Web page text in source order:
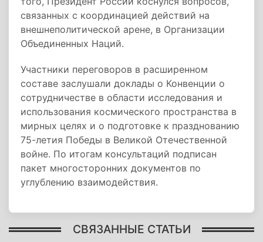
связанных с координацией действий на
внешнеполитической арене, в Организации
Объединенных Наций.
Участники переговоров в расширенном
составе заслушали доклады о Конвенции о
сотрудничестве в области исследования и
использования космического пространства в
мирных целях и о подготовке к празднованию
75-летия Победы в Великой Отечественной
войне. По итогам консультаций подписан
пакет многосторонних документов по
углублению взаимодействия.
СВЯЗАННЫЕ СТАТЬИ